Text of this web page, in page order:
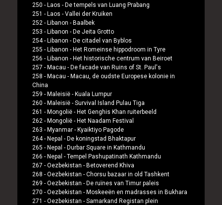
250 - Laos - De tempels van Luang Prabang
251 - Laos - Vallei der Kruiken
252 - Libanon - Baalbek
253 - Libanon - De Jeita Grotto
254 - Libanon - De citadel van Byblos
255 - Libanon - Het Romeinse hippodroom in Tyre
256 - Libanon - Het historische centrum van Beiroet
257 - Macau - De facade van Ruins of St. Paul's
258 - Macau - Macau, de oudste Europese kolonie in
China
259 - Maleisië - Kuala Lumpur
260 - Maleisië - Survival Island Pulau Tiga
261 - Mongolië - Het Genghis Khan ruiterbeeld
262 - Mongolië - Het Naadam Festival
263 - Myanmar - Kyaiktiyo Pagode
264 - Nepal - De koningstad Bhaktapur
265 - Nepal - Durbar Square in Kathmandu
266 - Nepal - Tempel Pashupatinath Kathmandu
267 - Oezbekistan - Betoverend Khiva
268 - Oezbekistan - Chorsu bazaar in old Tashkent
269 - Oezbekistan - De ruïnes van Timur paleis
270 - Oezbekistan - Moskeeën en madrasses in Bukhara
271 - Oezbekistan - Samarkand Registan plein